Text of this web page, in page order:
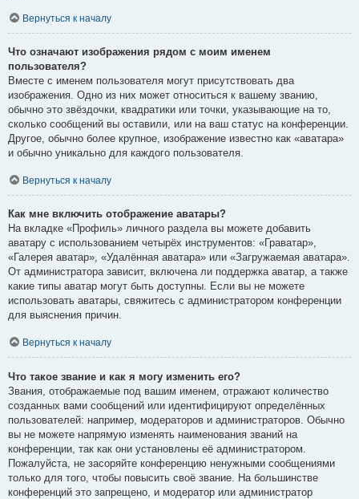
Вернуться к началу
Что означают изображения рядом с моим именем
пользователя?
Вместе с именем пользователя могут присутствовать два
изображения. Одно из них может относиться к вашему званию,
обычно это звёздочки, квадратики или точки, указывающие на то,
сколько сообщений вы оставили, или на ваш статус на конференции.
Другое, обычно более крупное, изображение известно как «аватара»
и обычно уникально для каждого пользователя.
Вернуться к началу
Как мне включить отображение аватары?
На вкладке «Профиль» личного раздела вы можете добавить
аватару с использованием четырёх инструментов: «Граватар»,
«Галерея аватар», «Удалённая аватара» или «Загружаемая аватара».
От администратора зависит, включена ли поддержка аватар, а также
какие типы аватар могут быть доступны. Если вы не можете
использовать аватары, свяжитесь с администратором конференции
для выяснения причин.
Вернуться к началу
Что такое звание и как я могу изменить его?
Звания, отображаемые под вашим именем, отражают количество
созданных вами сообщений или идентифицируют определённых
пользователей: например, модераторов и администраторов. Обычно
вы не можете напрямую изменять наименования званий на
конференции, так как они установлены её администратором.
Пожалуйста, не засоряйте конференцию ненужными сообщениями
только для того, чтобы повысить своё звание. На большинстве
конференций это запрещено, и модератор или администратор